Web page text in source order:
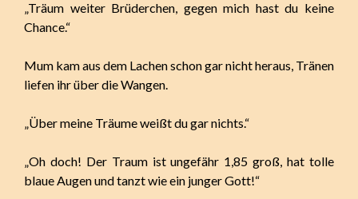
„Träum weiter Brüderchen, gegen mich hast du keine
Chance.“
Mum kam aus dem Lachen schon gar nicht heraus, Tränen
liefen ihr über die Wangen.
„Über meine Träume weißt du gar nichts.“
„Oh doch! Der Traum ist ungefähr 1,85 groß, hat tolle
blaue Augen und tanzt wie ein junger Gott!“